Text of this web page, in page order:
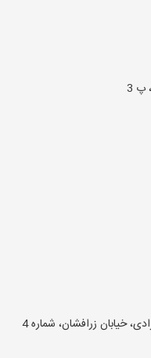
3
زرافشان، شماره 4